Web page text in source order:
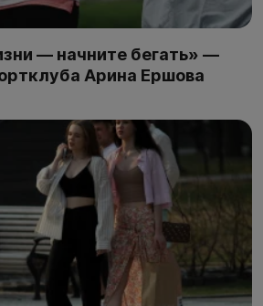
— начните бегать» —
Арина Ершова